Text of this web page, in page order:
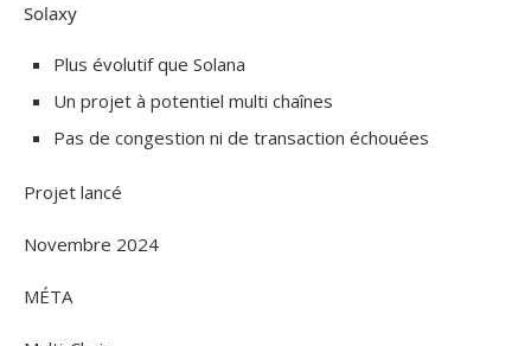
Solaxy
Plus évolutif que Solana
Un projet à potentiel multi chaînes
Pas de congestion ni de transaction échouées
Projet lancé
Novembre 2024
MÉTA